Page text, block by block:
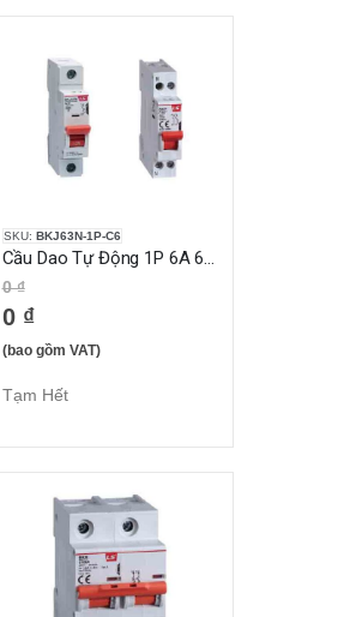
SKU: BKJ63N-1P-C6
Cầu Dao Tự Động 1P 6A 6KA
0 ₫
0 ₫
(bao gồm VAT)
Tạm Hết